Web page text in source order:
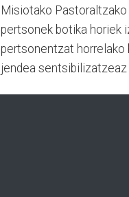
Misiotako Pastoraltzako
pertsonek botika horiek
pertsonentzat horrelako
jendea